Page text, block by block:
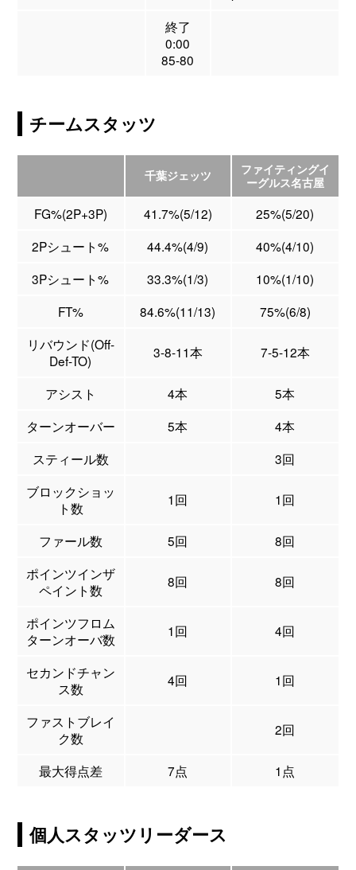
終了
0:00
85-80
チームスタッツ
千葉ジェッツ
ファイティングイ
ーグルス名古屋
FG%(2P+3P) 41.7%(5/12)
25%(5/20)
2Pシュート%
44.4%(4/9)
40%(4/10)
3Pシュート%
33.3%(1/3)
10%(1/10)
FT%
84.6%(11/13)
75%(6/8)
リバウンド(Off-
Def-TO)
3-8-11本 7-5-12本
アシスト 4本
5本
ターンオーバー
5本
4本
スティール数
3回
ブロックショッ
ト数
1回 1回
ファール数 5回
8回
ポインツインザ
ペイント数
8回 8回
ポインツフロム
ターンオーバ数
1回 4回
セカンドチャン
ス数
4回 1回
ファストブレイ
ク数
2回
最大得点差 7点 1点
個人スタッツリーダース